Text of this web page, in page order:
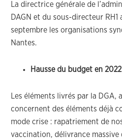
La directrice générale de
DAGN et du sous-directeur RH1
septembre les organisations
Nantes.
Hausse du budget en 2022
Les éléments livrés par la DGA,
concernent des éléments déjà
mode crise : rapatriement de
vaccination, délivrance massive